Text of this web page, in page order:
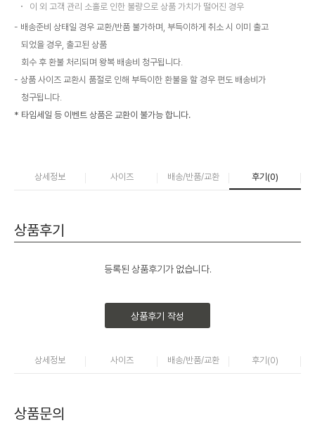
이 외 고객 관리 소홀로 인한 불량으로 상품 가치가 떨어진 경우
배송준비 상태일 경우 교환/반품 불가하며, 부득이하게 취소 시 이미 출고
되었을 경우, 출고된 상품
회수 후 환불 처리되며 왕복 배송비 청구됩니다.
상품 사이즈 교환시 품절로 인해 부득이한 환불을 할 경우 편도 배송비가
청구됩니다.
* 타임세일 등 이벤트 상품은 교환이 불가능 합니다.
상세정보 사이즈 배송/반품/교환 후기(0)
상품후기
등록된 상품후기가 없습니다.
상품후기 작성
상세정보 사이즈 배송/반품/교환 후기(0)
상품문의